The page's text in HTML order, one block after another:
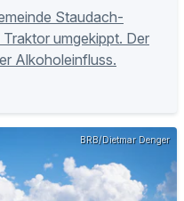
Staudach-
umgekippt. Der
Alkoholeinfluss.
BRB/Dietmar Denger